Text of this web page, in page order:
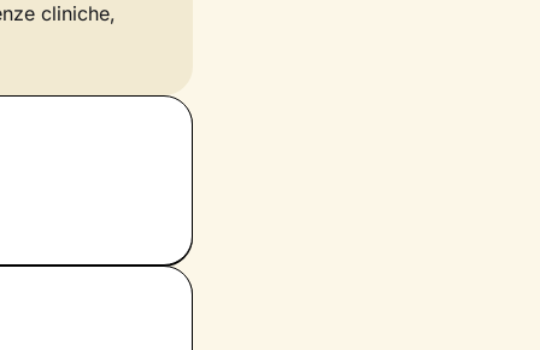
cliniche,